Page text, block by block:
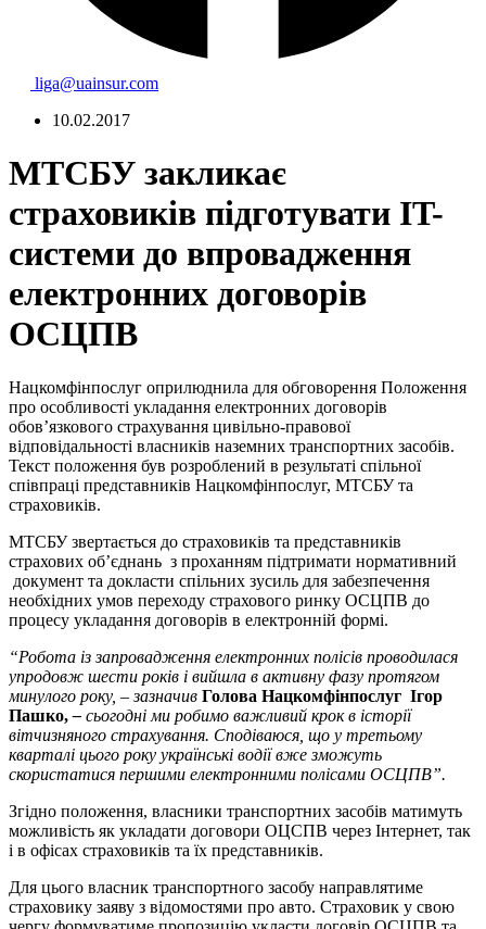
liga@uainsur.com
10.02.2017
МТСБУ закликає
страховиків підготувати IT-
системи до впровадження
електронних договорів
ОСЦПВ
Нацкомфінпослуг оприлюднила для обговорення Положення
про особливості укладання електронних договорів
обов’язкового страхування цивільно-правової
відповідальності власників наземних транспортних засобів.
Текст положення був розроблений в результаті спільної
співпраці представників Нацкомфінпослуг, МТСБУ та
страховиків.
МТСБУ звертається до страховиків та представників
страхових об’єднань з проханням підтримати нормативний
документ та докласти спільних зусиль для забезпечення
необхідних умов переходу страхового ринку ОСЦПВ до
процесу укладання договорів в електронній формі.
“Робота із запровадження електронних полісів проводилася
упродовж шести років і вийшла в активну фазу протягом
минулого року, – зазначив Голова Нацкомфінпослуг Ігор
Пашко,– сьогодні ми робимо важливий крок в історії
вітчизняного страхування. Сподіваюся, що у третьому
кварталі цього року українські водії вже зможуть
скористатися першими електронними полісами ОСЦПВ”.
Згідно положення, власники транспортних засобів матимуть
можливість як укладати договори ОЦСПВ через Інтернет, так
і в офісах страховиків та їх представників.
Для цього власник транспортного засобу направлятиме
страховику заяву з відомостями про авто. Страховик у свою